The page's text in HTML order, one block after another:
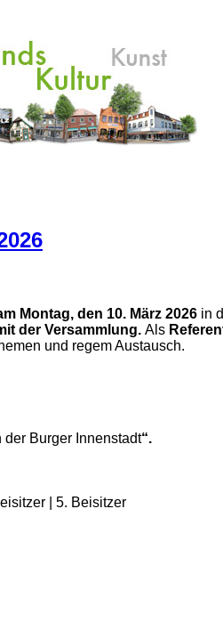
Montag, den 10. März 2026 in
der Versammlung. Als
und regem Austausch.
Burger Innenstadt“.
| 5. Beisitzer